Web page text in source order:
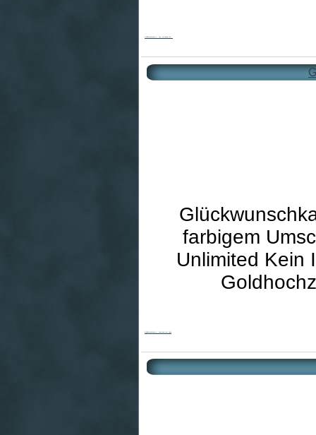
farbigem
Unlimited Kein
Goldhochzeitskarte - Kunstwerk der Liebe